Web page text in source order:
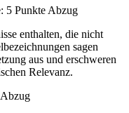
5 Punkte Abzug
enthalten, die nicht
sagen
aus und erschweren
Relevanz.